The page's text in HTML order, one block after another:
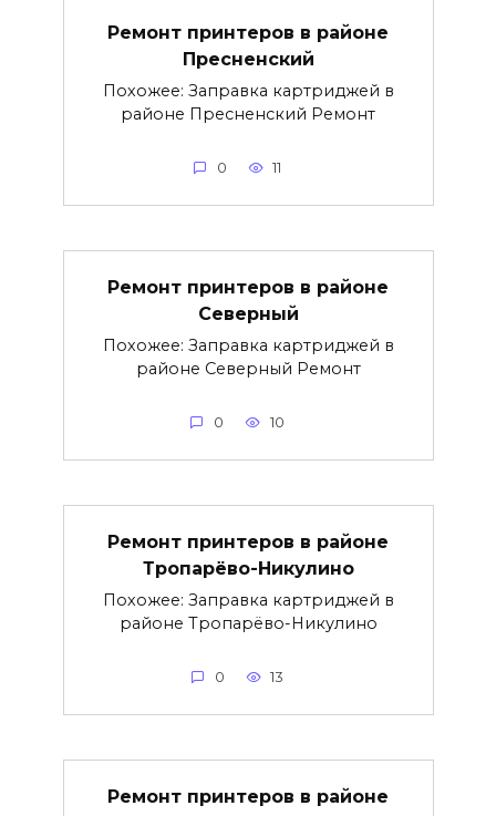
Ремонт принтеров в районе
Пресненский
Похожее: Заправка картриджей в
районе Пресненский Ремонт
0 11
Ремонт принтеров в районе
Северный
Похожее: Заправка картриджей в
районе Северный Ремонт
0 10
Ремонт принтеров в районе
Тропарёво-Никулино
Похожее: Заправка картриджей в
районе Тропарёво-Никулино
0 13
Ремонт принтеров в районе